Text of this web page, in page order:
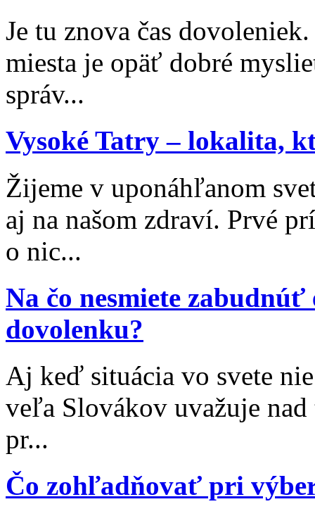
Je tu znova čas
miesta je opäť dobré
správ...
Vysoké Tatry – lokalita,
Žijeme v uponáhľanom
aj na našom zdraví. Prvé
o nic...
Na čo nesmiete zabudnúť
dovolenku?
Aj keď situácia vo svete
veľa Slovákov uvažuje
pr...
Čo zohľadňovať pri